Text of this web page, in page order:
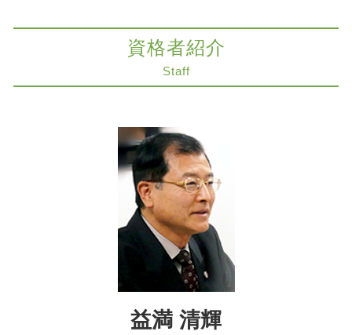
限定承認 費用 弁護士
遺言書 検認 申立
不動産 生前対策
事業承継 弁護士
カルテ 開示 拒否
医療過誤 刑事責任
説明義務 違反
組織再編 会社法
医療過誤 時効
医療過誤 高齢者 慰謝料
削除請求 弁護士
ツイッター 削除請求 弁護士
医療過誤 時効 法律
限定承認 神戸市 弁護士
相続放棄 大阪市 弁護士
不動産トラブル 奈良市 弁護士
生前対策 大阪市 弁護士
M&A 大阪市 弁護士
不動産トラブル 京都市 弁護士
医療過誤訴訟 解決 神戸市 弁護士
削除請求 大阪市 弁護士
医療過誤 神戸市 弁護士
交通事故 京都市 弁護士
相続放棄 神戸市 弁護士
削除請求 神戸市 弁護士
契約法務 神戸市 弁護士
労働問題 京都市 弁護士
家族信託 大阪市 弁護士
資格者紹介
Staff
益満 清輝